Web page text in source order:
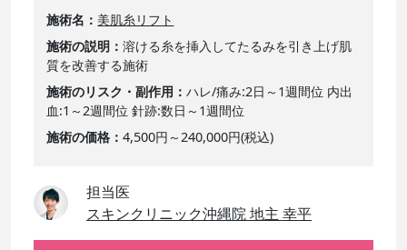
施術名
美肌糸リフト
施術の説明
溶ける糸を挿入してたるみを引き上げ肌
質を改善する施術
施術のリスク・副作用
ハレ/痛み:2日～1週間位 内出
血:1～2週間位 針跡:数日～1週間位
施術の価格
4,500円～240,000円(税込)
担当医
スキンクリニック沖縄院 地主 幸平